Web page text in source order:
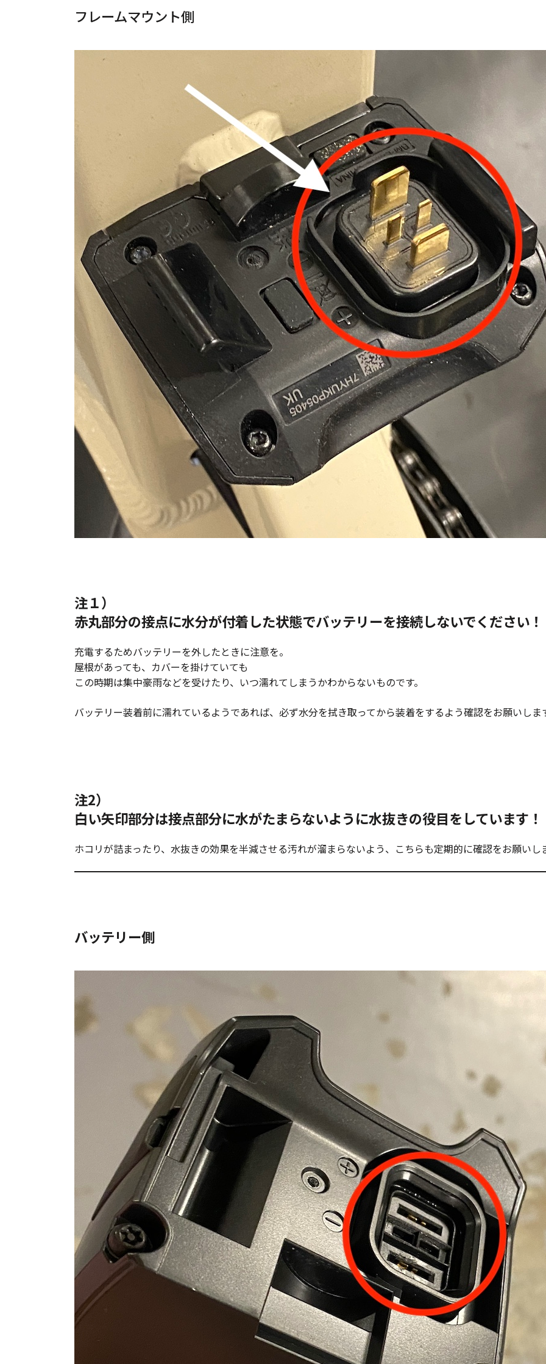
フレームマウント側
注１）
赤丸部分の接点に水分が付着した状態でバッテリーを接続しないでください！
充電するためバッテリーを外したときに注意を。
屋根があっても、カバーを掛けていても
この時期は集中豪雨などを受けたり、いつ濡れてしまうかわからないものです。
バッテリー装着前に濡れているようであれば、必ず水分を拭き取ってから装着をするよう確認をお願いしま
注2）
白い矢印部分は接点部分に水がたまらないように水抜きの役目をしています！
ホコリが詰まったり、水抜きの効果を半減させる汚れが溜まらないよう、こちらも定期的に確認をお願いし
バッテリー側